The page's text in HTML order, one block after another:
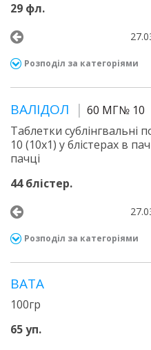
29 фл.
Розподіл за категоріями
ВАЛІДОЛ
60 МГ№ 10
Таблетки сублінгвальні
10 (10х1) у блістерах в
пачці
44 блістер.
Розподіл за категоріями
ВАТА
100гр
65 уп.